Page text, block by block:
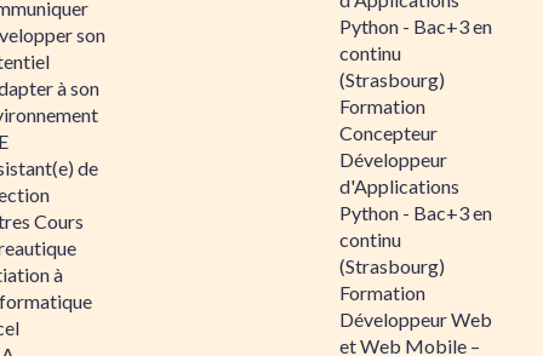
son
à son
de
Cours
à
Python - Bac+3 en
continu
(Strasbourg)
Formation
Concepteur
Développeur
d'Applications
Python - Bac+3 en
continu
(Strasbourg)
Formation
Développeur Web
et Web Mobile –